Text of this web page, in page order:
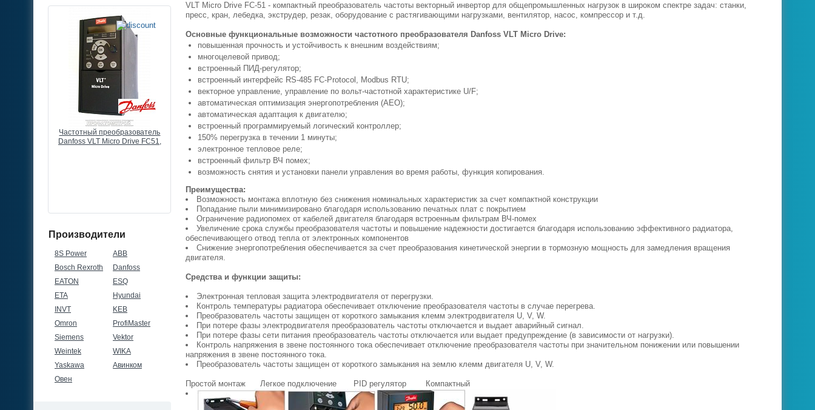
Частотный преобразователь
Danfoss VLT Micro Drive FC51,
Выносной потенциометр к
преобразователю частоты, 1
КОМ, 0,5ВТ, IP66
Производители
8S Power
ABB
Bosch Rexroth
Danfoss
EATON
ESQ
ETA
Hyundai
INVT
KEB
Omron
ProfiMaster
Siemens
Vektor
Weintek
WIKA
Yaskawa
Авинком
Овен
VLT Micro Drive FC-51 - компактный преобразователь частоты векторный инвертор для общепромышленных нагрузок в широком спектре задач: станки,
пресс, кран, лебедка, экструдер, резак, оборудование с растягивающими нагрузками, вентилятор, насос, компрессор и т.д.
Основные функциональные возможности частотного преобразователя Danfoss VLT Micro Drive:
повышенная прочность и устойчивость к внешним воздействиям;
многоцелевой привод;
встроенный ПИД-регулятор;
встроенный интерфейс RS-485 FC-Protocol, Modbus RTU;
векторное управление, управление по вольт-частотной характеристике U/F;
автоматическая оптимизация энергопотребления (АЕО);
автоматическая адаптация к двигателю;
встроенный программируемый логический контроллер;
150% перегрузка в течении 1 минуты;
электронное тепловое реле;
встроенный фильтр ВЧ помех;
возможность снятия и установки панели управления во время работы, функция копирования.
Преимущества:
Возможность монтажа вплотную без снижения номинальных характеристик за счет компактной конструкции
Попадание пыли минимизировано благодаря использованию печатных плат с покрытием
Ограничение радиопомех от кабелей двигателя благодаря встроенным фильтрам ВЧ-помех
Увеличение срока службы преобразователя частоты и повышение надежности достигается благодаря использованию эффективного радиатора,
обеспечивающего отвод тепла от электронных компонентов
Снижение энергопотребления обеспечивается за счет преобразования кинетической энергии в тормозную мощность для замедления вращения
двигателя.
Средства и функции защиты:
Электронная тепловая защита электродвигателя от перегрузки.
Контроль температуры радиатора обеспечивает отключение преобразователя частоты в случае перегрева.
Преобразователь частоты защищен от короткого замыкания клемм электродвигателя U, V, W.
При потере фазы электродвигателя преобразователь частоты отключается и выдает аварийный сигнал.
При потере фазы сети питания преобразователь частоты отключается или выдает предупреждение (в зависимости от нагрузки).
Контроль напряжения в звене постоянного тока обеспечивает отключение преобразователя частоты при значительном понижении или повышении
напряжения в звене постоянного тока.
Преобразователь частоты защищен от короткого замыкания на землю клемм двигателя U, V, W.
Простой монтаж Легкое подключение PID регулятор Компактный